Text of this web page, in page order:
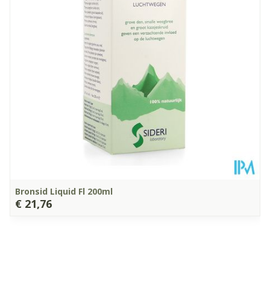
Bronsid Liquid Fl 200ml
€ 21,76